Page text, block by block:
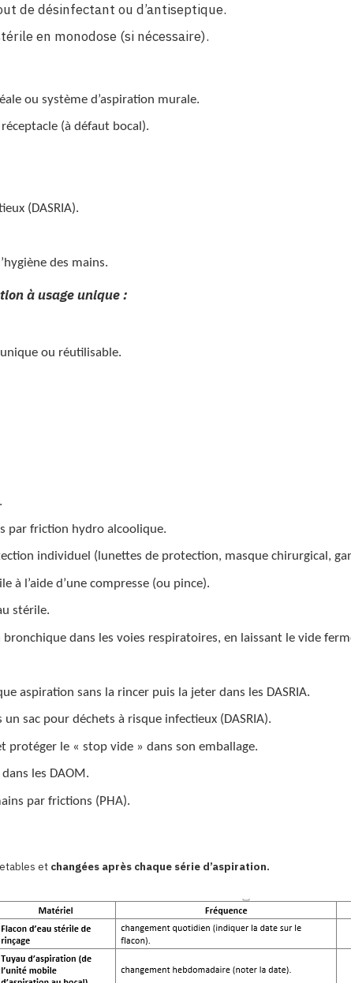
de désinfectant ou d’antiseptique.
en monodose (si nécessaire).
ou système d’aspiration murale.
(à défaut bocal).
(DASRIA).
des mains.
à usage unique :
ou réutilisable.
par friction hydro alcoolique.
individuel (lunettes de protection, masque chirurgical,
à l’aide d’une compresse (ou pince).
stérile.
bronchique dans les voies respiratoires, en laissant le vide
aspiration sans la rincer puis la jeter dans les DASRIA.
sac pour déchets à risque infectieux (DASRIA).
protéger le « stop vide » dans son emballage.
les DAOM.
par frictions (PHA).
et changées après chaque série d’aspiration.